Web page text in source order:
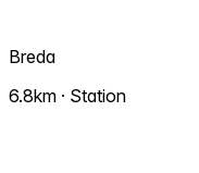
Breda
6.8km · Station